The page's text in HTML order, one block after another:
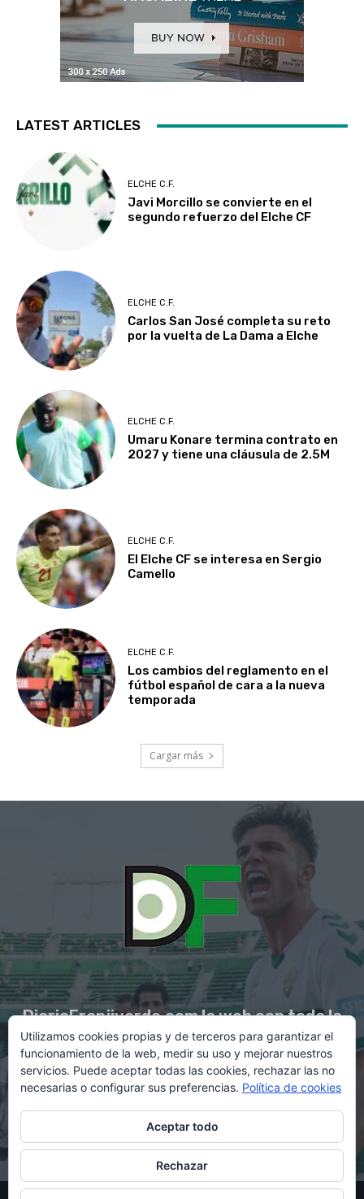
LATEST ARTICLES
ELCHE C.F.
Javi Morcillo se convierte en el
segundo refuerzo del Elche CF
ELCHE C.F.
Carlos San José completa su reto
por la vuelta de La Dama a Elche
ELCHE C.F.
Umaru Konare termina contrato en
2027 y tiene una cláusula de 2.5M
ELCHE C.F.
El Elche CF se interesa en Sergio
Camello
ELCHE C.F.
Los cambios del reglamento en el
fútbol español de cara a la nueva
temporada
Cargar más
DiarioFranjiverde.com la web con toda la
información del Elche C.F.
Contacto en:diario@franjiverde.com
© Copyright 2021 - Gestión y diseño por Rubén Maestre
Utilizamos cookies propias y de terceros para garantizar el
funcionamiento de la web, medir su uso y mejorar nuestros
servicios. Puede aceptar todas las cookies, rechazar las no
necesarias o configurar sus preferencias. Política de cookies
Aceptar todo
Rechazar